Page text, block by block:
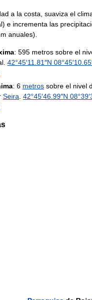
a la costa, suaviza el
e incrementa las
anuales).
: 595 metros sobre el
42°45′11.81″N
: 6 metros sobre el nivel
Seira 42°45′46.99″N